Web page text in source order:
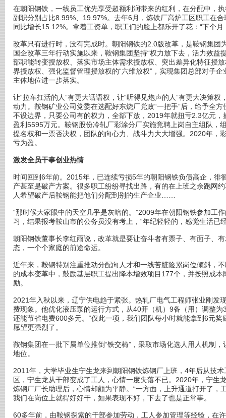
在朝阳钢铁，一线员工优先享受超额利润带来的红利，在分配中，
副职分别占比8.99%、19.97%。去年6月，炼铁厂高炉工区职工在
同比增长15.12%。拿着工资单，职工们的脸上都乐开了花：“下个月
改革只有进行时，没有完成时。朝阳钢铁的2.0版改革，是鞍钢集团
国企改革三年行动实施以来，鞍钢集团坚持“权力放下去，活力效益
部职能转变授放权、落实市场主体需求授放权、突出差异化特征授
界授放权、强化监督管理授放权的“六维放权”，实现集团总部对子
主体地位进一步落实。
让“拉车扛活的人”有更大话语权，让“听得见炮声的人”有更大决策
动力。鞍钢矿业公司党委在选配好东烧厂党政“一把手”后，给予全
不设边界，只要公司有的权力，全部下放，2019年就扭亏2.3亿元
盈利5595万元。鞍钢股份冷轧厂彩涂分厂实施竞聘上岗自主组队，
提名权和一票否决权，团队的向心力、战斗力大大增强。2020年，
亏为盈。
激发全员干事创业热情
时间回到6年前。2015年，已连续亏损5年的朝阳钢铁负债高企，徘
产甚至是破产方案。很多职工纷纷寻找出路，有的在上班之余跑网
人希望破产后鞍钢能把他们分配到别的生产企业……
“那时候大家眼中的天空几乎是灰暗的。”2009年在朝阳钢铁参加工
习，结果报考鞍山市的公务员没有考上，“年纪轻轻的，感觉生活已
朝阳钢铁董事长李红雨说，改革就是要让奋斗者有票子、有面子、
态，一个个家庭的前途命运。
近年来，鞍钢特别注重推动分配向人才和一线苦脏险累岗位倾斜，
的成本变革中，鼓励基层职工提出降本增效项目177个，并按照成
励。
2021年入秋以来，辽宁供电趋于紧张。热轧厂电气工程师张业刚发
费现象。他优化液压泵的运行方式，从40开（机）9备（用）调整
还能节省电费600多元。“仅此一项，我们团队每小时就能拿到6元
愿望更强烈了。
鞍钢集团在一批下属单位推倒“铁交椅”，采取市场化选人用人机制
地位。
2011年，大学毕业生宁生龙来到朝阳钢铁炼钢厂上班，4年后从技
区，宁生龙从干部变成了工人，心情一度失落不已。2020年，宁生
炼钢厂厂长助理后，心情却颇为平静。“一方面，上升通道打开了，
我们在岗位上就得好好干，如果表现不好，下去了也是正常事。
60多年前，由鞍钢探索的干部参加劳动，工人参加管理等经验，在